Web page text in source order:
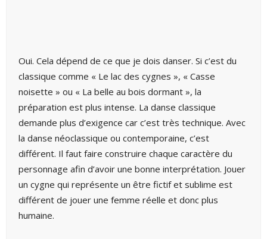
Oui. Cela dépend de ce que je dois danser. Si c’est du
classique comme « Le lac des cygnes », « Casse
noisette » ou « La belle au bois dormant », la
préparation est plus intense. La danse classique
demande plus d’exigence car c’est très technique. Avec
la danse néoclassique ou contemporaine, c’est
différent. Il faut faire construire chaque caractère du
personnage afin d’avoir une bonne interprétation. Jouer
un cygne qui représente un être fictif et sublime est
différent de jouer une femme réelle et donc plus
humaine.